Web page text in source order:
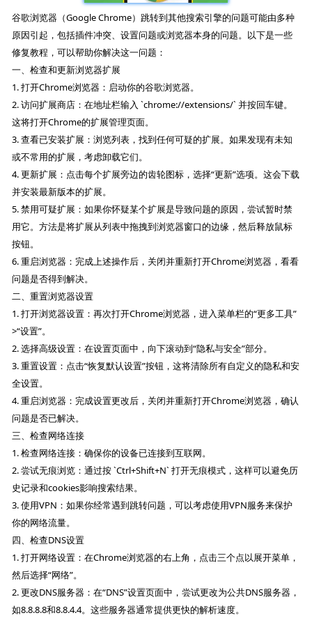
谷歌浏览器（Google Chrome）跳转到其他搜索引擎的问题可能由多种
原因引起，包括插件冲突、设置问题或浏览器本身的问题。以下是一些
修复教程，可以帮助你解决这一问题：
一、检查和更新浏览器扩展
1. 打开Chrome浏览器：启动你的谷歌浏览器。
2. 访问扩展商店：在地址栏输入 `chrome://extensions/` 并按回车键。
这将打开Chrome的扩展管理页面。
3. 查看已安装扩展：浏览列表，找到任何可疑的扩展。如果发现有未知
或不常用的扩展，考虑卸载它们。
4. 更新扩展：点击每个扩展旁边的齿轮图标，选择“更新”选项。这会下载
并安装最新版本的扩展。
5. 禁用可疑扩展：如果你怀疑某个扩展是导致问题的原因，尝试暂时禁
用它。方法是将扩展从列表中拖拽到浏览器窗口的边缘，然后释放鼠标
按钮。
6. 重启浏览器：完成上述操作后，关闭并重新打开Chrome浏览器，看看
问题是否得到解决。
二、重置浏览器设置
1. 打开浏览器设置：再次打开Chrome浏览器，进入菜单栏的“更多工具”
>“设置”。
2. 选择高级设置：在设置页面中，向下滚动到“隐私与安全”部分。
3. 重置设置：点击“恢复默认设置”按钮，这将清除所有自定义的隐私和安
全设置。
4. 重启浏览器：完成设置更改后，关闭并重新打开Chrome浏览器，确认
问题是否已解决。
三、检查网络连接
1. 检查网络连接：确保你的设备已连接到互联网。
2. 尝试无痕浏览：通过按 `Ctrl+Shift+N` 打开无痕模式，这样可以避免历
史记录和cookies影响搜索结果。
3. 使用VPN：如果你经常遇到跳转问题，可以考虑使用VPN服务来保护
你的网络流量。
四、检查DNS设置
1. 打开网络设置：在Chrome浏览器的右上角，点击三个点以展开菜单，
然后选择“网络”。
2. 更改DNS服务器：在“DNS”设置页面中，尝试更改为公共DNS服务器，
如8.8.8.8和8.8.4.4。这些服务器通常提供更快的解析速度。